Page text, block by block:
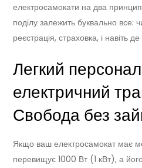
електросамокати на два
поділу залежить буквально все:
реєстрація, страховка, і навіть
Легкий
електричний
Свобода без
Якщо ваш електросамокат має
перевищує 1000 Вт (1 кВт), а